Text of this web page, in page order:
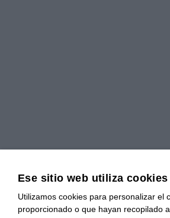
Ese sitio web utiliza cookies
Utilizamos cookies para personalizar el
proporcionado o que hayan recopilado